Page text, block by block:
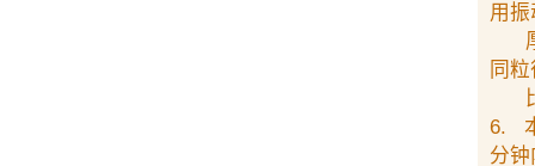
用
厚
同
比
6.
分